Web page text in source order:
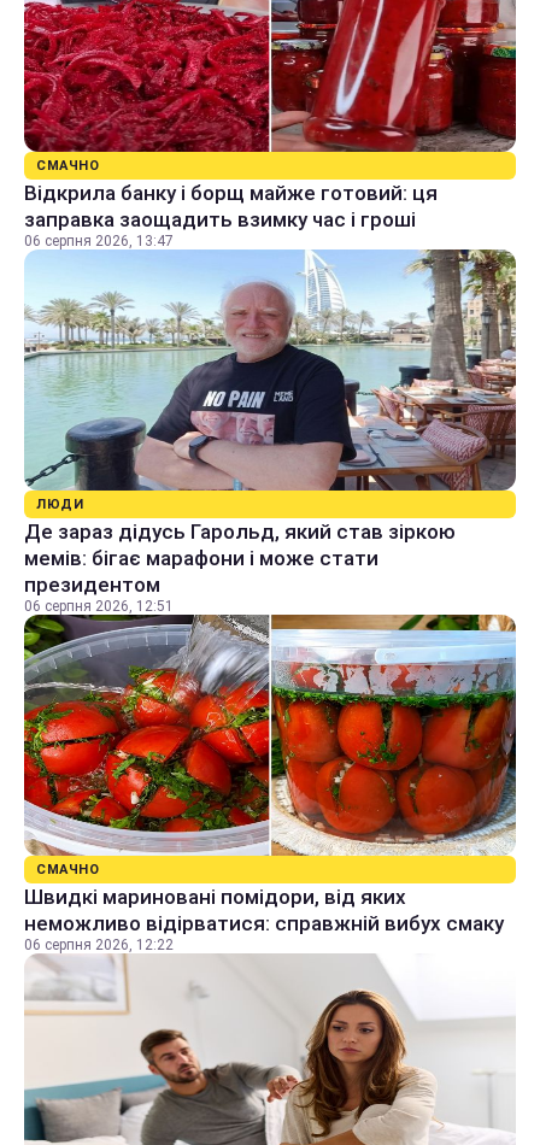
СМАЧНО
Відкрила банку і борщ майже готовий: ця
заправка заощадить взимку час і гроші
06 серпня 2026, 13:47
ЛЮДИ
Де зараз дідусь Гарольд, який став зіркою
мемів: бігає марафони і може стати
президентом
06 серпня 2026, 12:51
СМАЧНО
Швидкі мариновані помідори, від яких
неможливо відірватися: справжній вибух смаку
06 серпня 2026, 12:22